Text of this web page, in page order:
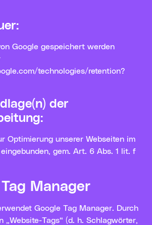
Google gespeichert werden
technologies/retention?
der
Optimierung unserer Webseiten im
gem. Art. 6 Abs. 1 lit. f
Manager
Google Tag Manager. Durch
„Website-Tags“ (d. h. Schlagwörter,